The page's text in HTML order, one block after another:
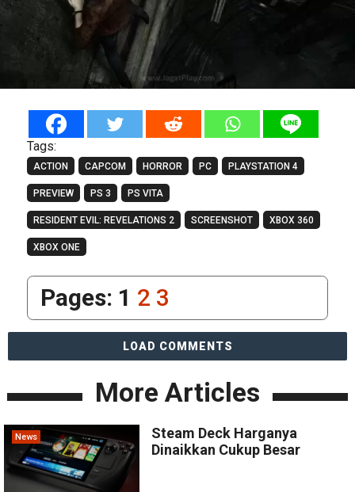
Tags:
ACTION CAPCOM HORROR PC PLAYSTATION 4
PREVIEW PS 3 PS VITA
RESIDENT EVIL: REVELATIONS 2 SCREENSHOT XBOX 360
XBOX ONE
Pages: 1 2 3
LOAD COMMENTS
More Articles
News
Steam Deck Harganya
Dinaikkan Cukup Besar